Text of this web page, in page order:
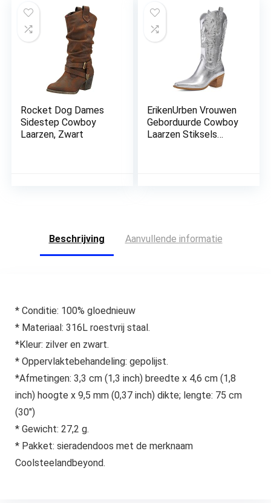
Chunky Heel Laarzen
Rijden Bruiloft
Laarzen Anti Slip Pull
Laarzen,43
Rocket Dog Dames
Sidestep Cowboy
Laarzen, Zwart
ErikenUrben Vrouwen
Geborduurde Cowboy
Laarzen Stiksels
Beschrijving Aanvullende informatie
* Conditie: 100% gloednieuw
* Materiaal: 316L roestvrij staal.
*Kleur: zilver en zwart.
* Oppervlaktebehandeling: gepolijst.
*Afmetingen: 3,3 cm (1,3 inch) breedte x 4,6 cm (1,8
inch) hoogte x 9,5 mm (0,37 inch) dikte; lengte: 75 cm
(30″)
* Gewicht: 27,2 g.
* Pakket: sieradendoos met de merknaam
Coolsteelandbeyond.